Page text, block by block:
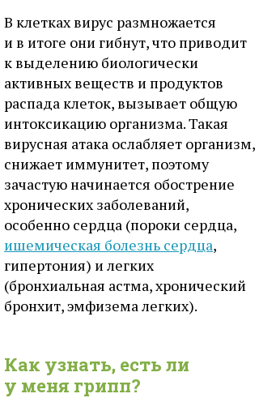
В клетках вирус размножается
и в итоге они гибнут, что приводит
к выделению биологически
активных веществ и продуктов
распада клеток, вызывает общую
интоксикацию организма. Такая
вирусная атака ослабляет организм,
снижает иммунитет, поэтому
зачастую начинается обострение
хронических заболеваний,
особенно сердца (пороки сердца,
ишемическая болезнь сердца,
гипертония) и легких
(бронхиальная астма, хронический
бронхит, эмфизема легких).
Как узнать, есть ли
у меня грипп?